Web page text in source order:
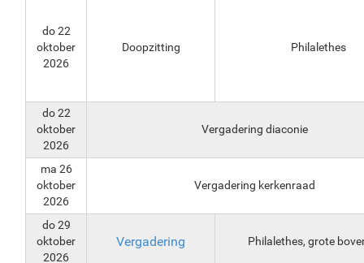
do 22
oktober
2026
Doopzitting Philalethes
do 22
oktober
2026
Vergadering diaconie
ma 26
oktober
2026
Vergadering kerkenraad
do 29
oktober
2026
Vergadering Philalethes, grote